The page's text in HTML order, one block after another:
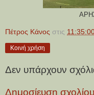
Πέτρος Κάνος στις
Κοινή χρήση
Δεν υπάρχουν
Δημοσίευση σχολίου